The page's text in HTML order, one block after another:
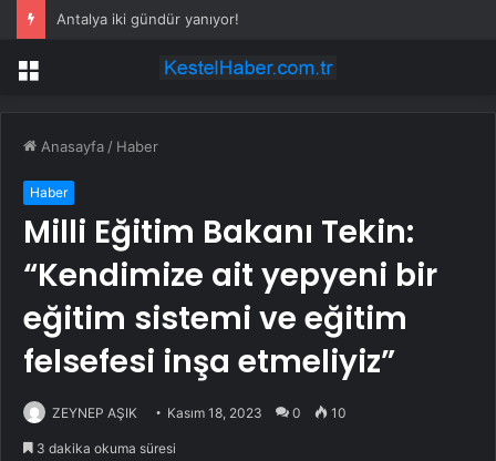
Antalya iki gündür yanıyor!
Menü
Anasayfa / Haber
Haber
Milli Eğitim Bakanı Tekin:
“Kendimize ait yepyeni bir
eğitim sistemi ve eğitim
felsefesi inşa etmeliyiz”
ZEYNEP AŞIK Kasım 18, 2023 0 10
3 dakika okuma süresi